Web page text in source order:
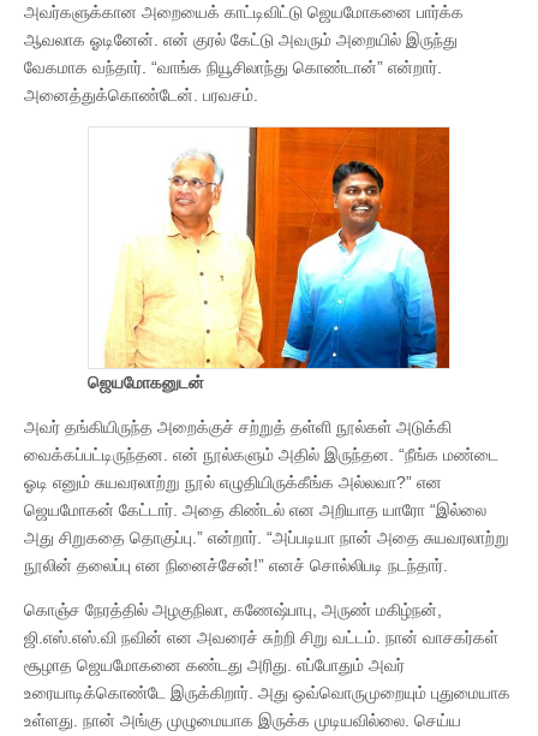
அவர்களுக்கான அறையைக் காட்டிவிட்டு ஜெயமோகனை பார்க்க
ஆவலாக ஓடினேன். என் குரல் கேட்டு அவரும் அறையில் இருந்து
வேகமாக வந்தார். “வாங்க நியூசிலாந்து கொண்டான்” என்றார்.
அனைத்துக்கொண்டேன். பரவசம்.
ஜெயமோகனுடன்
அவர் தங்கியிருந்த அறைக்குச் சற்றுத் தள்ளி நூல்கள் அடுக்கி
வைக்கப்பட்டிருந்தன. என் நூல்களும் அதில் இருந்தன. “நீங்க மண்டை
ஓடி எனும் சுயவரலாற்று நூல் எழுதியிருக்கீங்க அல்லவா?” என
ஜெயமோகன் கேட்டார். அதை கிண்டல் என அறியாத யாரோ “இல்லை
அது சிறுகதை தொகுப்பு.” என்றார். “அப்படியா நான் அதை சுயவரலாற்று
நூலின் தலைப்பு என நினைச்சேன்!” எனச் சொல்லிபடி நடந்தார்.
கொஞ்ச நேரத்தில் அழகுநிலா, கணேஷ்பாபு, அருண் மகிழ்நன்,
ஜி.எஸ்.எஸ்.வி நவின் என அவரைச் சுற்றி சிறு வட்டம். நான் வாசகர்கள்
சூழாத ஜெயமோகனை கண்டது அரிது. எப்போதும் அவர்
உரையாடிக்கொண்டே இருக்கிறார். அது ஒவ்வொருமுறையும் புதுமையாக
உள்ளது. நான் அங்கு முழுமையாக இருக்க முடியவில்லை. செய்ய